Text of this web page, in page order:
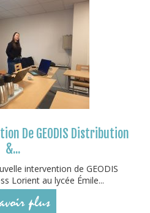
De GEODIS Distribution
&...
intervention de GEODIS
Lorient au lycée Émile...
plus